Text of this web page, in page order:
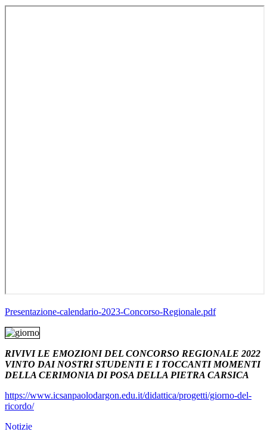
Presentazione-calendario-2023-Concorso-Regionale.pdf
RIVIVI LE EMOZIONI DEL CONCORSO REGIONALE 2022
VINTO DAI NOSTRI STUDENTI E I TOCCANTI MOMENTI
DELLA CERIMONIA DI POSA DELLA PIETRA CARSICA
https://www.icsanpaolodargon.edu.it/didattica/progetti/giorno-del-
ricordo/
Notizie